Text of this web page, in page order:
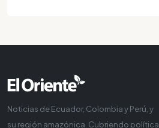
Noticias de Ecuador, Colombia y Perú, y
su región amazónica. Cubriendo política,